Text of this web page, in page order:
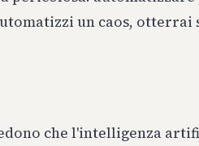
un caos, otterrai
che l'intelligenza